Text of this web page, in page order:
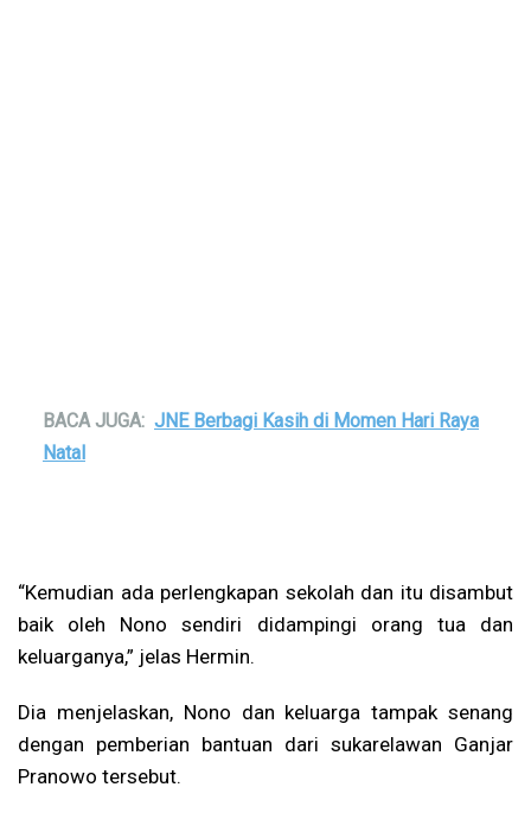
BACA JUGA: JNE Berbagi Kasih di Momen Hari Raya
Natal
“Kemudian ada perlengkapan sekolah dan itu disambut
baik oleh Nono sendiri didampingi orang tua dan
keluarganya,” jelas Hermin.
Dia menjelaskan, Nono dan keluarga tampak senang
dengan pemberian bantuan dari sukarelawan Ganjar
Pranowo tersebut.